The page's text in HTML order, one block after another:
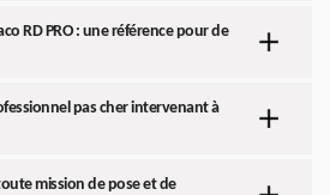
RD PRO : une référence pour de
pas cher intervenant à
mission de pose et de